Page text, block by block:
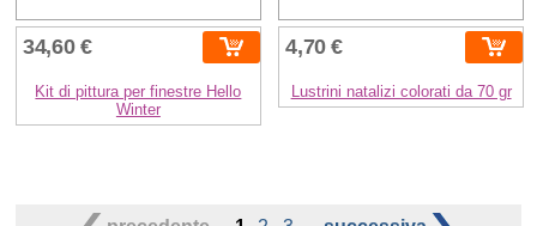
34,60 €
Kit di pittura per finestre Hello
Winter
4,70 €
Lustrini natalizi colorati da 70 gr